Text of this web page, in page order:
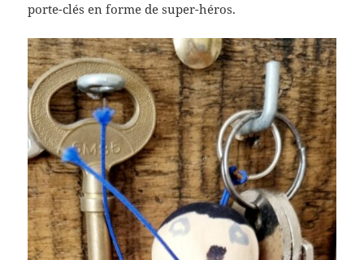
porte-clés en forme de super-héros.